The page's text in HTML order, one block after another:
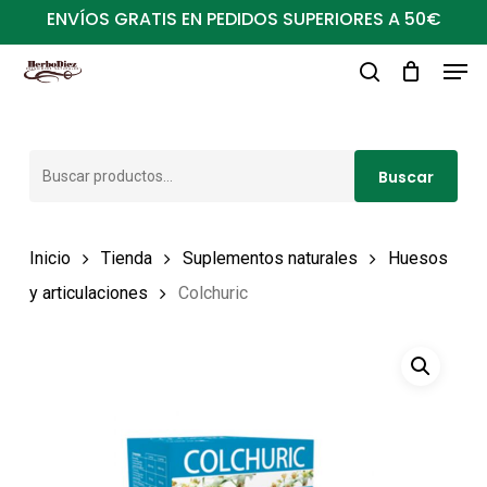
al
contenido
ENVÍOS GRATIS EN PEDIDOS SUPERIORES A 50€
Buscar
Inicio Tienda Suplementos naturales
Huesos
y articulaciones
Colchuric
Close